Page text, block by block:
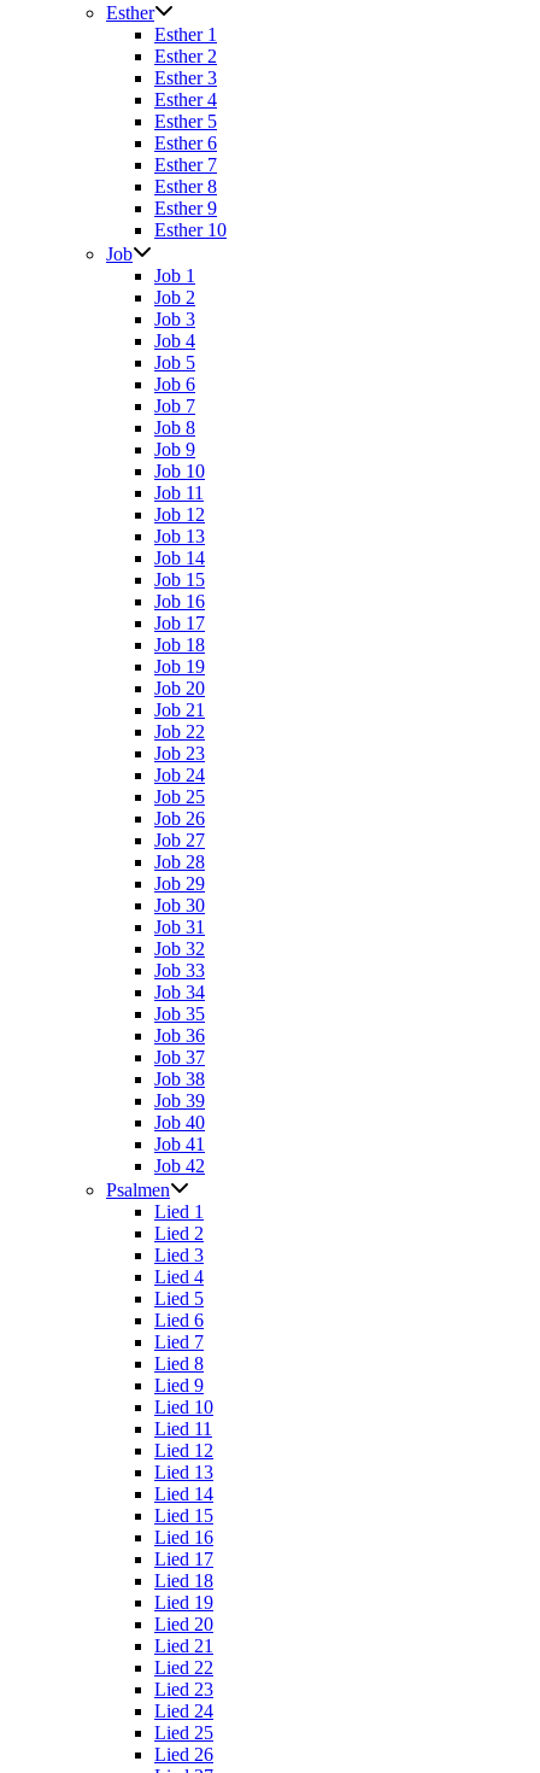
Esther
Esther 1
Esther 2
Esther 3
Esther 4
Esther 5
Esther 6
Esther 7
Esther 8
Esther 9
Esther 10
Job
Job 1
Job 2
Job 3
Job 4
Job 5
Job 6
Job 7
Job 8
Job 9
Job 10
Job 11
Job 12
Job 13
Job 14
Job 15
Job 16
Job 17
Job 18
Job 19
Job 20
Job 21
Job 22
Job 23
Job 24
Job 25
Job 26
Job 27
Job 28
Job 29
Job 30
Job 31
Job 32
Job 33
Job 34
Job 35
Job 36
Job 37
Job 38
Job 39
Job 40
Job 41
Job 42
Psalmen
Lied 1
Lied 2
Lied 3
Lied 4
Lied 5
Lied 6
Lied 7
Lied 8
Lied 9
Lied 10
Lied 11
Lied 12
Lied 13
Lied 14
Lied 15
Lied 16
Lied 17
Lied 18
Lied 19
Lied 20
Lied 21
Lied 22
Lied 23
Lied 24
Lied 25
Lied 26